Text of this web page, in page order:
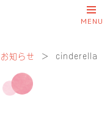
お知らせ ＞ cinderella